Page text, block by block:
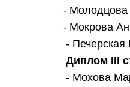
- Молодцова
- Мокрова
-
Диплом III
- Мохова